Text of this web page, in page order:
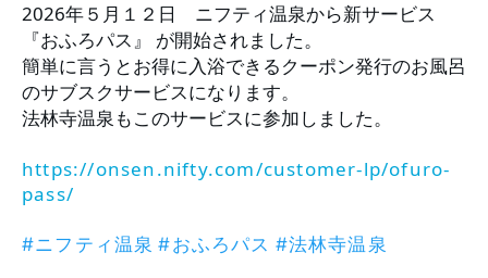
2026年５月１２日　ニフティ温泉から新サービス
『おふろパス』 が開始されました。
簡単に言うとお得に入浴できるクーポン発行のお風呂
のサブスクサービスになります。
法林寺温泉もこのサービスに参加しました。
https://onsen.nifty.com/customer-lp/ofuro-
pass/
#ニフティ温泉 #おふろパス #法林寺温泉